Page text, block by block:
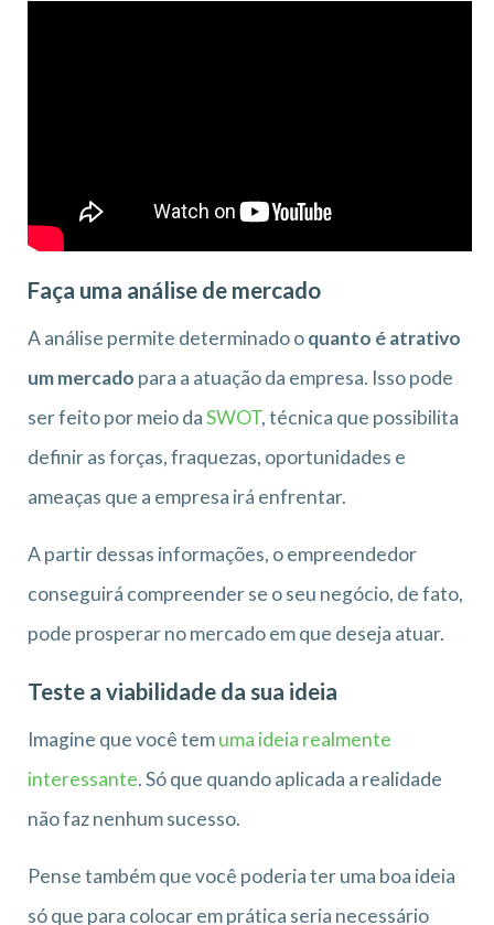
Faça uma análise de mercado
A análise permite determinado oquanto é atrativo
um mercado para a atuação da empresa. Isso pode
ser feito por meio daSWOT, técnica que possibilita
definir as forças, fraquezas, oportunidades e
ameaças que a empresa irá enfrentar.
A partir dessas informações, o empreendedor
conseguirá compreender se o seu negócio, de fato,
pode prosperar no mercado em que deseja atuar.
Teste a viabilidade da sua ideia
Imagine que você temuma ideia realmente
interessante. Só que quando aplicada a realidade
não faz nenhum sucesso.
Pense também que você poderia ter uma boa ideia
só que para colocar em prática seria necessário